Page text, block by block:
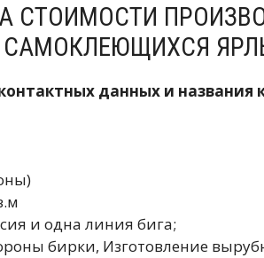
СТОИМОСТИ
САМОКЛЕЮЩИХСЯ
данных и
и одна линия бига;
бирки, Изготовление